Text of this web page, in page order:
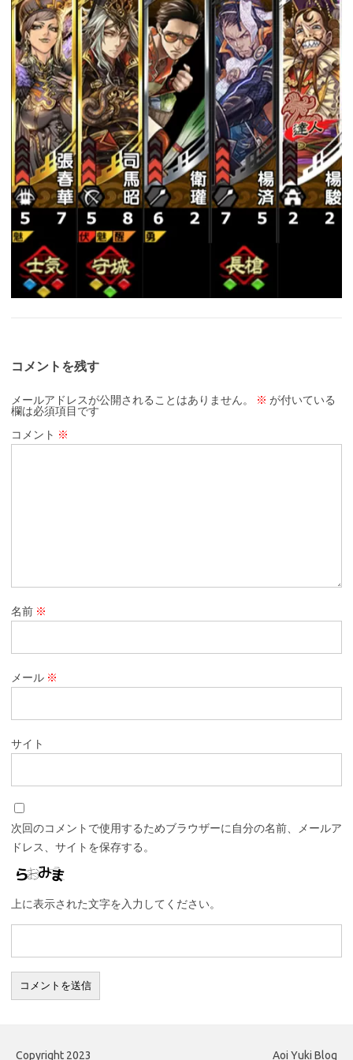
コメントを残す
メールアドレスが公開されることはありません。 ※ が付いている
欄は必須項目です
コメント ※
名前 ※
メール ※
サイト
次回のコメントで使用するためブラウザーに自分の名前、メールア
ドレス、サイトを保存する。
上に表示された文字を入力してください。
Copyright 2023 Aoi Yuki Blog